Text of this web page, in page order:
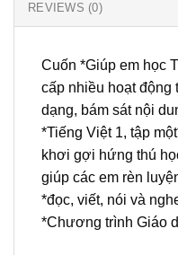
REVIEWS (0)
Cuốn *Giúp em học
cấp nhiều hoạt động
dạng, bám sát nội
*Tiếng Việt 1, tập
khơi gợi hứng thú
giúp các em rèn
*đọc, viết, nói và
*Chương trình Giáo